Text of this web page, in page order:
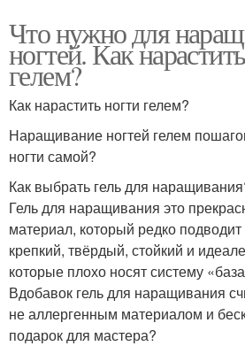
Что нужно для
ногтей. Как
гелем?
Как нарастить ногти гелем?
Наращивание ногтей гелем
ногти самой?
Как выбрать гель для
Гель для наращивания это
материал, который редко
крепкий, твёрдый, стойкий и
которые плохо носят систему
Вдобавок гель для наращивания
не аллергенным материалом и
подарок для мастера?